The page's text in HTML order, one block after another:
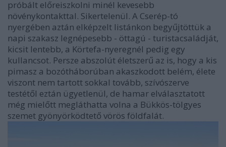
próbált előreiszkolni minél kevesebb
növénykontakttal. Sikertelenül. A Cserép-tó
nyergében aztán elképzelt listánkon begyűjtöttük a
napi szakasz legnépesebb - öttagú - turistacsaládját,
kicsit lentebb, a Körtefa-nyeregnél pedig egy
kullancsot. Persze abszolút életszerű az is, hogy a kis
pimasz a bozótháborúban akaszkodott belém, élete
viszont nem tartott sokkal tovább, szívószerve
testétől eztán ügyetlenül, de hamar elválasztatott
még mielőtt megláthatta volna a Bükkös-tölgyes
szemet gyönyörködtető vörös földfalát.